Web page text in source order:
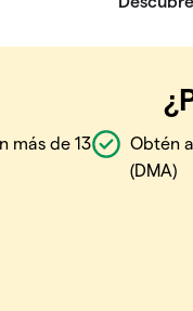
más de 13
Obtén
(DMA)